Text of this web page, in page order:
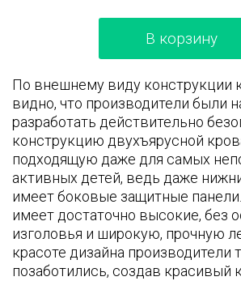
В корзину
По внешнему виду конструкции
видно, что производители были
разработать действительно
конструкцию двухъярусной
подходящую даже для самых
активных детей, ведь даже
имеет боковые защитные
имеет достаточно высокие, без
изголовья и широкую, прочную
красоте дизайна производители
позаботились, создав красивый